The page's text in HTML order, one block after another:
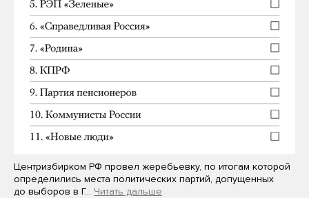
Центризбирком РФ провел жеребьевку, по итогам которой
определились места политических партий, допущенных
до выборов в Г… Читать дальше